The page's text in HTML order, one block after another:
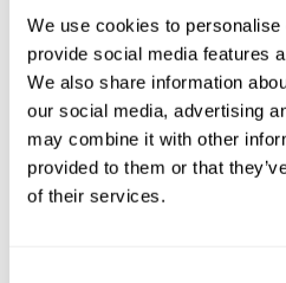
We use cookies to
provide social media features
We also share information
our social media, advertising
may combine it with other
provided to them or that
of their services.
¿Qué incluye un servicio de
Úrsula?